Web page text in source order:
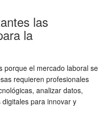
las
la
porque el mercado laboral se
requieren profesionales
analizar datos,
para innovar y